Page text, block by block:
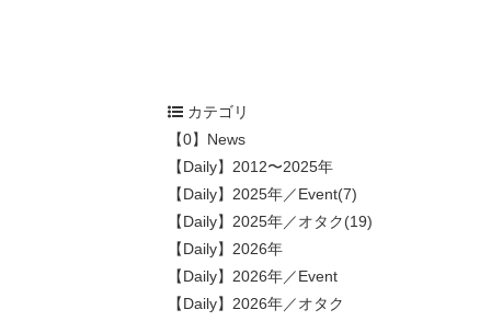
カテゴリ
【0】News
【Daily】2012〜2025年
【Daily】2025年／Event(7)
【Daily】2025年／オタク(19)
【Daily】2026年
【Daily】2026年／Event
【Daily】2026年／オタク